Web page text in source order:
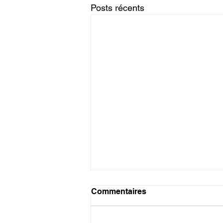
Posts récents
Tanzanite
Tanzanite Elévation de l'âme
Commentaires